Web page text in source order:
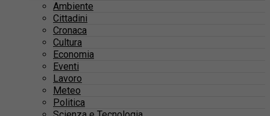
Ambiente
Cittadini
Cronaca
Cultura
Economia
Eventi
Lavoro
Meteo
Politica